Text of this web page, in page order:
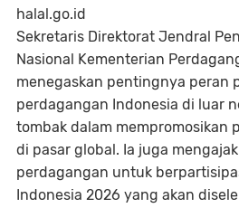
halal.go.id
Sekretaris Direktorat Jendral
Nasional Kementerian
menegaskan pentingnya peran
perdagangan Indonesia di luar
tombak dalam mempromosikan
di pasar global. Ia juga
perdagangan untuk
Indonesia 2026 yang akan